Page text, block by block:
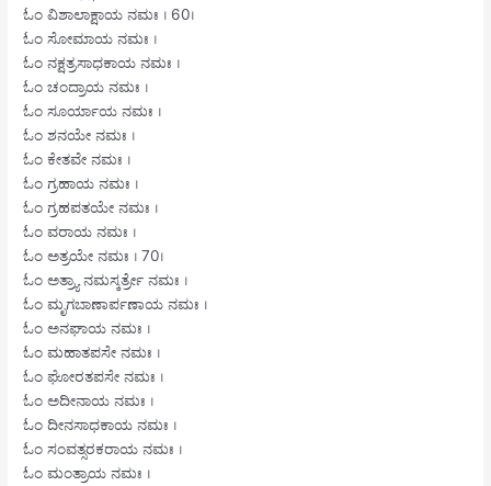
ಓಂ ವಿಶಾಲಾಕ್ಷಾಯ ನಮಃ । 60।
ಓಂ ಸೋಮಾಯ ನಮಃ ।
ಓಂ ನಕ್ಷತ್ರಸಾಧಕಾಯ ನಮಃ ।
ಓಂ ಚಂದ್ರಾಯ ನಮಃ ।
ಓಂ ಸೂರ್ಯಾಯ ನಮಃ ।
ಓಂ ಶನಯೇ ನಮಃ ।
ಓಂ ಕೇತವೇ ನಮಃ ।
ಓಂ ಗ್ರಹಾಯ ನಮಃ ।
ಓಂ ಗ್ರಹಪತಯೇ ನಮಃ ।
ಓಂ ವರಾಯ ನಮಃ ।
ಓಂ ಅತ್ರಯೇ ನಮಃ । 70।
ಓಂ ಅತ್ರ್ಯಾ ನಮಸ್ಕರ್ತ್ರೇ ನಮಃ ।
ಓಂ ಮೃಗಬಾಣಾರ್ಪಣಾಯ ನಮಃ ।
ಓಂ ಅನಘಾಯ ನಮಃ ।
ಓಂ ಮಹಾತಪಸೇ ನಮಃ ।
ಓಂ ಘೋರತಪಸೇ ನಮಃ ।
ಓಂ ಅದೀನಾಯ ನಮಃ ।
ಓಂ ದೀನಸಾಧಕಾಯ ನಮಃ ।
ಓಂ ಸಂವತ್ಸರಕರಾಯ ನಮಃ ।
ಓಂ ಮಂತ್ರಾಯ ನಮಃ ।